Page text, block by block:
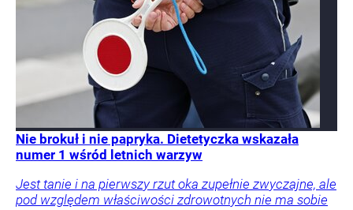
Nie brokuł i nie papryka. Dietetyczka wskazała
numer 1 wśród letnich warzyw
Jest tanie i na pierwszy rzut oka zupełnie zwyczajne, ale
pod względem właściwości zdrowotnych nie ma sobie